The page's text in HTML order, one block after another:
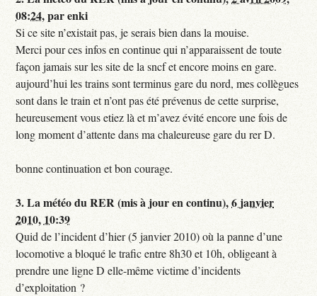
08:24,parenki
Si ce site n’existait pas, je serais bien dans la mouise.
Merci pour ces infos en continue qui n’apparaissent de toute
façon jamais sur les site de la sncf et encore moins en gare.
aujourd’hui les trains sont terminus gare du nord, mes collègues
sont dans le train et n’ont pas été prévenus de cette surprise,
heureusement vous etiez là et m’avez évité encore une fois de
long moment d’attente dans ma chaleureuse gare du rer D.
bonne continuation et bon courage.
3.La météo du RER (mis à jour en continu),6 janvier
2010, 10:39
Quid de l’incident d’hier (5 janvier 2010) où la panne d’une
locomotive a bloqué le trafic entre 8h30 et 10h, obligeant à
prendre une ligne D elle-même victime d’incidents
d’exploitation ?